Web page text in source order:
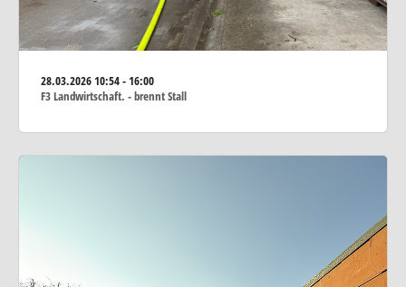
28.03.202610:54 - 16:00
F3 Landwirtschaft. - brennt Stall